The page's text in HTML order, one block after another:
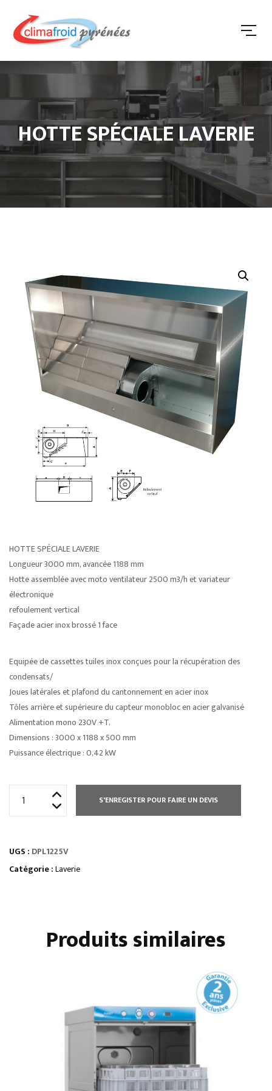
HOTTE SPÉCIALE LAVERIE
HOTTE SPÉCIALE LAVERIE
Longueur 3000 mm, avancée 1188 mm
Hotte assemblée avec moto ventilateur 2500 m3/h et variateur
électronique
refoulement vertical
Façade acier inox brossé 1 face
Equipée de cassettes tuiles inox conçues pour la récupération des
condensats/
Joues latérales et plafond du cantonnement en acier inox
Tôles arrière et supérieure du capteur monobloc en acier galvanisé
Alimentation mono 230V +T.
Dimensions : 3000 x 1188 x 500 mm
Puissance électrique : 0,42 kW
LAVERIE
S'ENREGISTER POUR FAIRE UN DEVIS
UGS : DPL1225V
Catégorie :Laverie
Produits similaires